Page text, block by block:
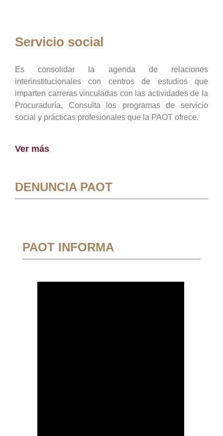
Servicio social
Es consolidar la agenda de relaciones
interinstitucionales con centros de estudios que
imparten carreras vinculadas con las actividades de la
Procuraduría, Consulta los programas de servicio
social y prácticas profesionales que la PAOT ofrece.
Ver más
DENUNCIA PAOT
PAOT INFORMA